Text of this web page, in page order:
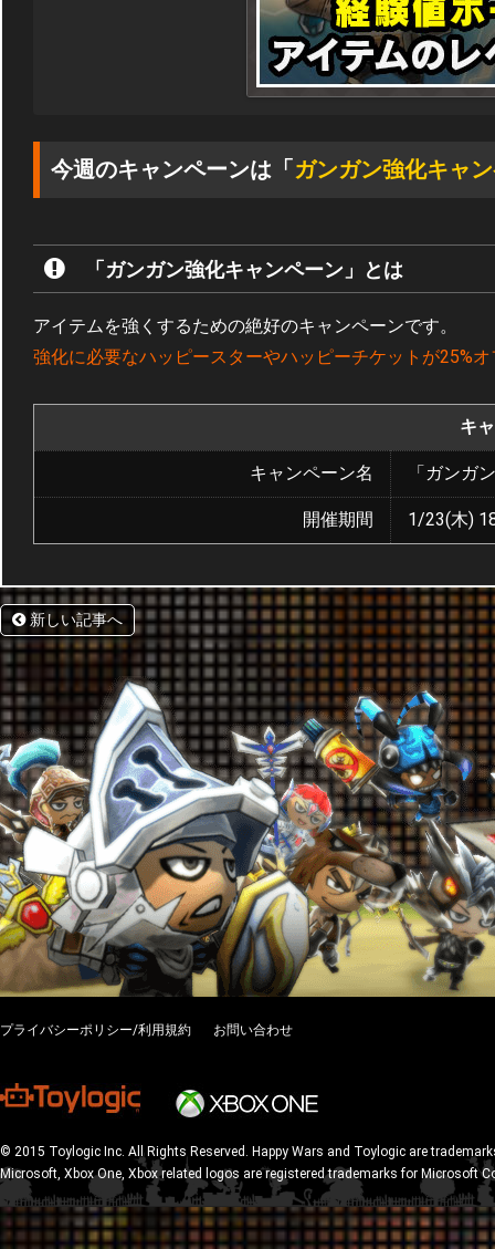
今週のキャンペーンは「 ガンガン強化キャ
「ガンガン強化キャンペーン」とは
アイテムを強くするための絶好のキャンペーンです。
強化に必要なハッピースターやハッピーチケットが25%
キ
キャンペーン名 「ガンガ
開催期間 1/23(木)
新しい記事へ
プライバシーポリシー/利用規約 お問い合わせ
© 2015 Toylogic Inc. All Rights Reserved. Happy Wars and Toylogic are
Microsoft, Xbox One, Xbox related logos are registered trademarks for Microsoft